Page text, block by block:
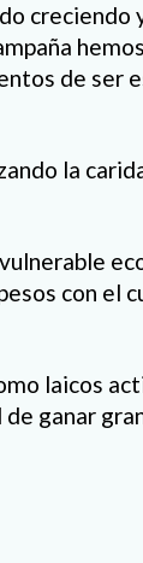
creciendo
de ser
la
con el
laicos
ganar